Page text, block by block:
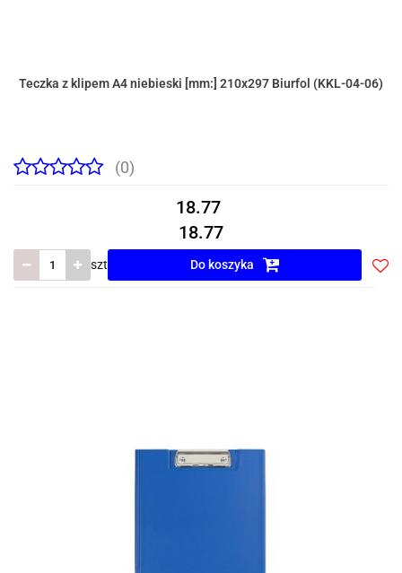
Teczka z klipem A4 niebieski [mm:] 210x297 Biurfol (KKL-04-06)
(0)
18.77
18.77
szt Do koszyka